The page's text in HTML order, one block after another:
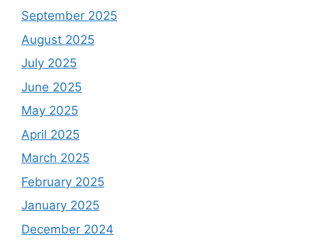
September 2025
August 2025
July 2025
June 2025
May 2025
April 2025
March 2025
February 2025
January 2025
December 2024